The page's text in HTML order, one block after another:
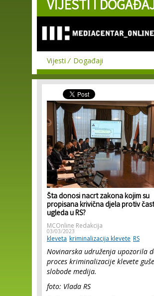
Skip to
main
VIJESTI I
Vijesti Događaji
Šta donosi nacrt zakona kojim su
propisana krivična djela protiv
ugleda u RS?
MCOnline Redakcija
03/03/2023
kleveta kriminalizacija klevete RS
Novinarska udruženja upozorila
proces kriminalizacije klevete
slobode medija.
foto: Vlada RS